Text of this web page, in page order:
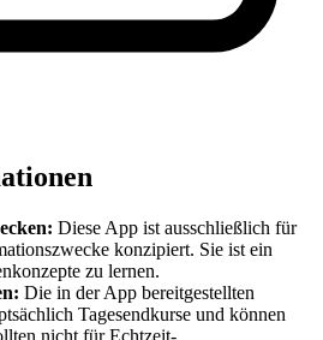
Diese App ist ausschließlich für
konzipiert. Sie ist ein
zu lernen.
Die in der App bereitgestellten
Tagesendkurse und können